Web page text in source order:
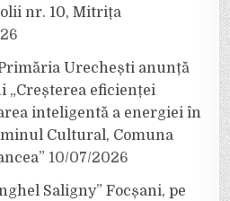
nr. 10, Mitrița
Urechești anunță
eficienței
inteligentă a energiei în
Cultural, Comuna
10/07/2026
Saligny” Focșani, pe